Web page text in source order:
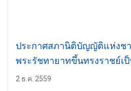
ประกาศสภานิติบัญญัติแห่งช
พระรัชทายาทขึ้นทรงราชย์เ
2 ธ.ค. 2559